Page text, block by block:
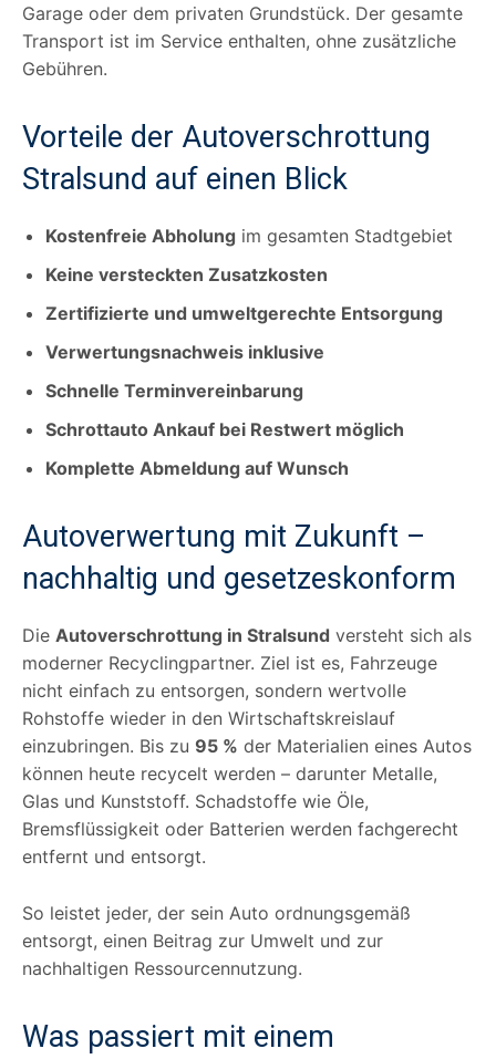
Garage oder dem privaten Grundstück. Der gesamte
Transport ist im Service enthalten, ohne zusätzliche
Gebühren.
Vorteile der Autoverschrottung
Stralsund auf einen Blick
Kostenfreie Abholung im gesamten Stadtgebiet
Keine versteckten Zusatzkosten
Zertifizierte und umweltgerechte Entsorgung
Verwertungsnachweis inklusive
Schnelle Terminvereinbarung
Schrottauto Ankauf bei Restwert möglich
Komplette Abmeldung auf Wunsch
Autoverwertung mit Zukunft –
nachhaltig und gesetzeskonform
Die Autoverschrottung in Stralsund versteht sich als
moderner Recyclingpartner. Ziel ist es, Fahrzeuge
nicht einfach zu entsorgen, sondern wertvolle
Rohstoffe wieder in den Wirtschaftskreislauf
einzubringen. Bis zu 95 % der Materialien eines Autos
können heute recycelt werden – darunter Metalle,
Glas und Kunststoff. Schadstoffe wie Öle,
Bremsflüssigkeit oder Batterien werden fachgerecht
entfernt und entsorgt.
So leistet jeder, der sein Auto ordnungsgemäß
entsorgt, einen Beitrag zur Umwelt und zur
nachhaltigen Ressourcennutzung.
Was passiert mit einem